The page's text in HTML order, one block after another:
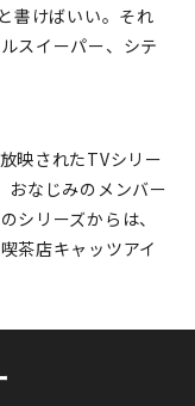
書けばいい。それ
スイーパー、シテ
映されたTVシリー
おなじみのメンバー
シリーズからは、
茶店キャッツアイ